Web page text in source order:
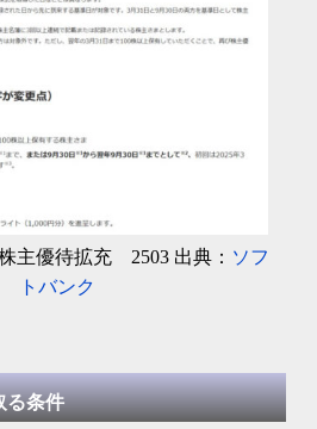
主優待拡充 2503 出典： ソフ
トバンク
る条件